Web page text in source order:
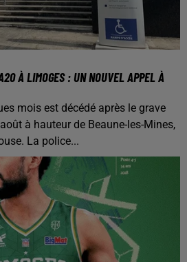
À LIMOGES : UN NOUVEL APPEL À
mois est décédé après le grave
à hauteur de Beaune-les-Mines,
La police...